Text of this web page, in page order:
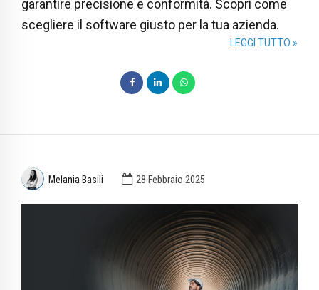
garantire precisione e conformità. Scopri come
scegliere il software giusto per la tua azienda.
LEGGI TUTTO »
Melania Basili 28 Febbraio 2025